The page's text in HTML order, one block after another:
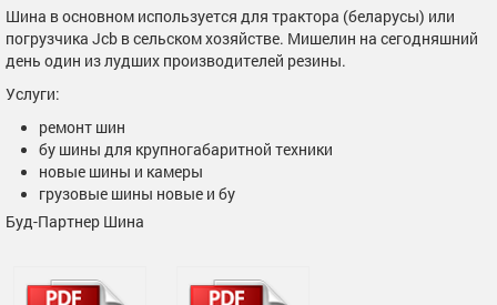
Шина в основном используется для трактора (беларусы) или
погрузчика Jcb в сельском хозяйстве. Мишелин на сегодняшний
день один из лудших производителей резины.
Услуги:
ремонт шин
бу шины для крупногабаритной техники
новые шины и камеры
грузовые шины новые и бу
Буд-Партнер Шина